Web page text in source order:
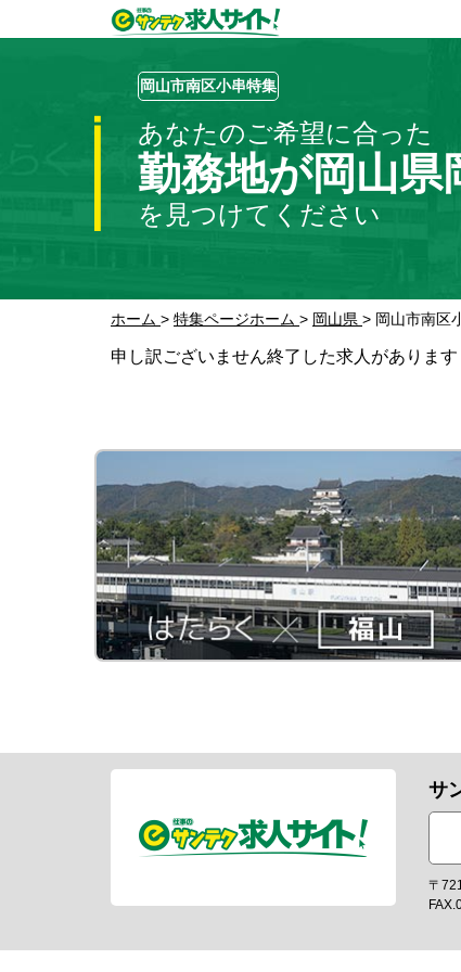
岡山市南区小串特集
あなたのご希望に合った
勤務地が岡山県
を見つけてください
ホーム > 特集ページホーム > 岡山県 > 岡山市南区
申し訳ございません終了した求人があります
サ
〒